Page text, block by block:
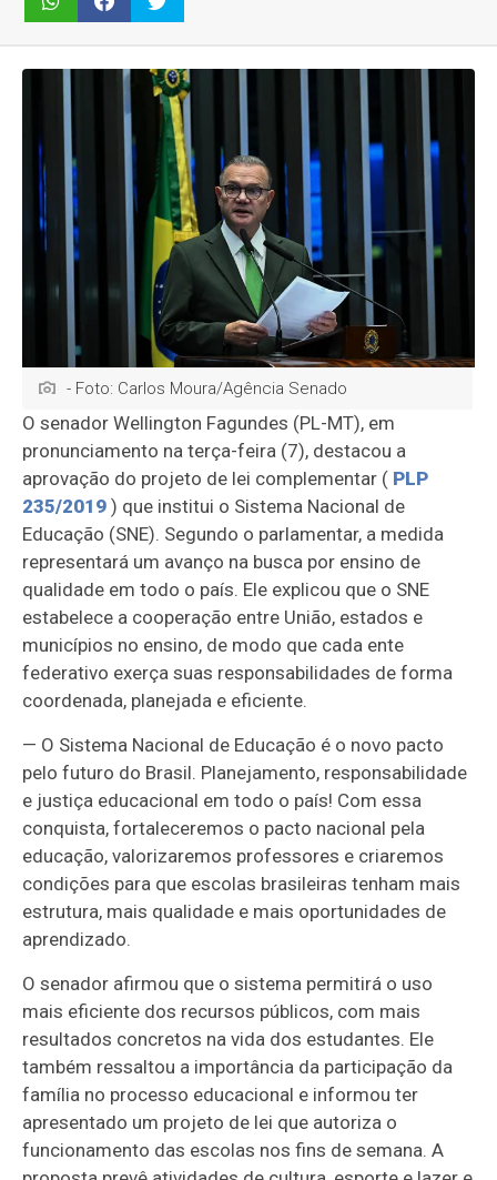
- Foto: Carlos Moura/Agência Senado
O senador Wellington Fagundes (PL-MT), em
pronunciamento na terça-feira (7), destacou a
aprovação do projeto de lei complementar ( PLP
235/2019 ) que institui o Sistema Nacional de
Educação (SNE). Segundo o parlamentar, a medida
representará um avanço na busca por ensino de
qualidade em todo o país. Ele explicou que o SNE
estabelece a cooperação entre União, estados e
municípios no ensino, de modo que cada ente
federativo exerça suas responsabilidades de forma
coordenada, planejada e eficiente.
— O Sistema Nacional de Educação é o novo pacto
pelo futuro do Brasil. Planejamento, responsabilidade
e justiça educacional em todo o país! Com essa
conquista, fortaleceremos o pacto nacional pela
educação, valorizaremos professores e criaremos
condições para que escolas brasileiras tenham mais
estrutura, mais qualidade e mais oportunidades de
aprendizado.
O senador afirmou que o sistema permitirá o uso
mais eficiente dos recursos públicos, com mais
resultados concretos na vida dos estudantes. Ele
também ressaltou a importância da participação da
família no processo educacional e informou ter
apresentado um projeto de lei que autoriza o
funcionamento das escolas nos fins de semana. A